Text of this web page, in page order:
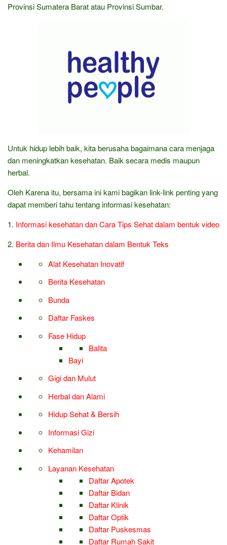
Provinsi Sumatera Barat atau Provinsi Sumbar.
Untuk hidup lebih baik, kita berusaha bagaimana cara menjaga
dan meningkatkan kesehatan. Baik secara medis maupun
herbal.
Oleh Karena itu, bersama ini kami bagikan link-link penting yang
dapat memberi tahu tentang informasi kesehatan:
1. Informasi kesehatan dan Cara Tips Sehat dalam bentuk video
2. Berita dan Ilmu Kesehatan dalam Bentuk Teks
Alat Kesehatan Inovatif
Berita Kesehatan
Bunda
Daftar Faskes
Fase Hidup
Balita
Bayi
Gigi dan Mulut
Herbal dan Alami
Hidup Sehat & Bersih
Informasi Gizi
Kehamilan
Layanan Kesehatan
Daftar Apotek
Daftar Bidan
Daftar Klinik
Daftar Optik
Daftar Puskesmas
Daftar Rumah Sakit